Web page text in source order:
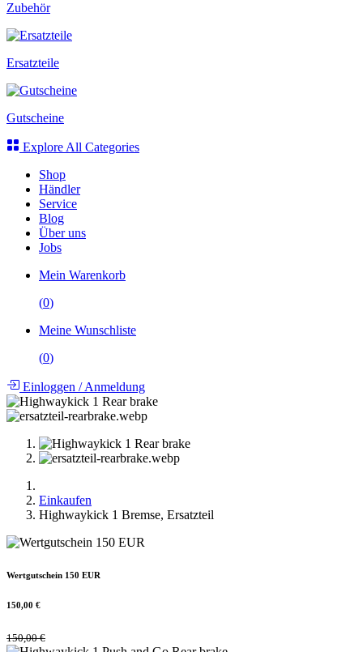
Zubehör
Ersatzteile
Gutscheine
Explore All Categories
Shop
Händler
Service
Blog
Über uns
Jobs
Mein Warenkorb
(0)
Meine Wunschliste
(0)
Einloggen /Anmeldung
Einkaufen
Highwaykick 1 Bremse, Ersatzteil
Wertgutschein 150 EUR
150,00 €
150,00€